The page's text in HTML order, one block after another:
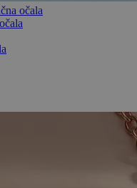
očala